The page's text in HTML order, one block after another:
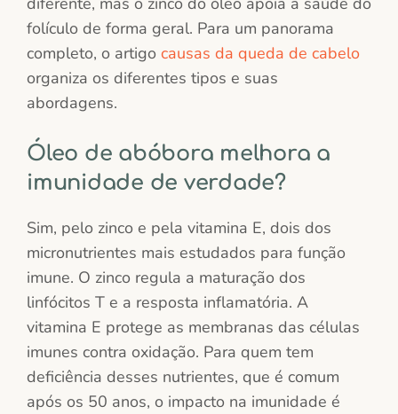
folículo de forma geral. Para um panorama
completo, o artigo causas da queda de cabelo
organiza os diferentes tipos e suas
abordagens.
Óleo de abóbora melhora a
imunidade de verdade?
Sim, pelo zinco e pela vitamina E, dois dos
micronutrientes mais estudados para função
imune. O zinco regula a maturação dos
linfócitos T e a resposta inflamatória. A
vitamina E protege as membranas das células
imunes contra oxidação. Para quem tem
deficiência desses nutrientes, que é comum
após os 50 anos, o impacto na imunidade é